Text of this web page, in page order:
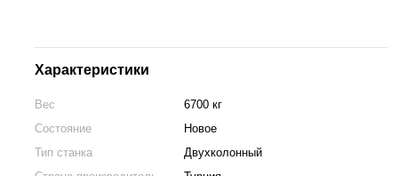
Характеристики
Вес
6700 кг
Состояние
Новое
Тип станка
Двухколонный